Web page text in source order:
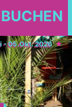
- 05.Okt. 2026